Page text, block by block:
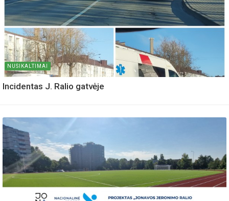
NUSIKALTIMAI
Incidentas J. Ralio gatvėje